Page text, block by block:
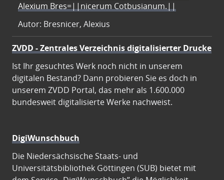
Alexium Bres=||nicerum Cotbusianum.||
Autor: Bresnicer, Alexius
ZVDD - Zentrales Verzeichnis digitalisierter Drucke
Ist Ihr gesuchtes Werk noch nicht in unserem
digitalen Bestand? Dann probieren Sie es doch in
unserem ZVDD Portal, das mehr als 1.600.000
bundesweit digitalisierte Werke nachweist.
DigiWunschbuch
Die Niedersächsische Staats- und
Universitätsbibliothek Göttingen (SUB) bietet mit